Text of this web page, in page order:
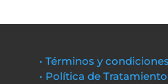
• Términos y condiciones
• Política de